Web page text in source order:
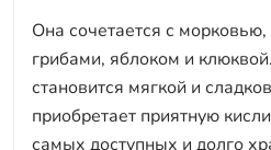
Она сочетается с
грибами, яблоком и
становится мягкой и
приобретает приятную
самых доступных и долго